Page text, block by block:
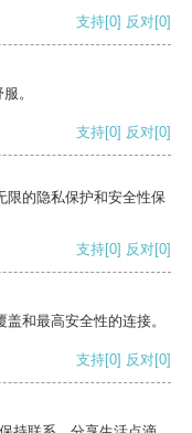
支持[0] 反对[0]
。
支持[0] 反对[0]
限的隐私保护和安全性保
支持[0] 反对[0]
和最高安全性的连接。
支持[0] 反对[0]